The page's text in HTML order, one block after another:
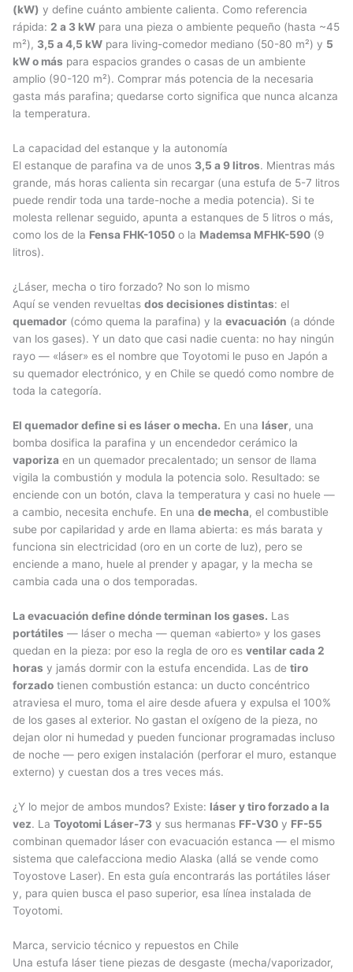
(kW) y define cuánto ambiente calienta. Como referencia
rápida: 2 a 3 kW para una pieza o ambiente pequeño (hasta ~45
m²), 3,5 a 4,5 kW para living-comedor mediano (50-80 m²) y 5
kW o más para espacios grandes o casas de un ambiente
amplio (90-120 m²). Comprar más potencia de la necesaria
gasta más parafina; quedarse corto significa que nunca alcanza
la temperatura.
La capacidad del estanque y la autonomía
El estanque de parafina va de unos 3,5 a 9 litros. Mientras más
grande, más horas calienta sin recargar (una estufa de 5-7 litros
puede rendir toda una tarde-noche a media potencia). Si te
molesta rellenar seguido, apunta a estanques de 5 litros o más,
como los de la Fensa FHK-1050 o la Mademsa MFHK-590 (9
litros).
¿Láser, mecha o tiro forzado? No son lo mismo
Aquí se venden revueltas dos decisiones distintas: el
quemador (cómo quema la parafina) y la evacuación (a dónde
van los gases). Y un dato que casi nadie cuenta: no hay ningún
rayo — «láser» es el nombre que Toyotomi le puso en Japón a
su quemador electrónico, y en Chile se quedó como nombre de
toda la categoría.
El quemador define si es láser o mecha. En una láser, una
bomba dosifica la parafina y un encendedor cerámico la
vaporiza en un quemador precalentado; un sensor de llama
vigila la combustión y modula la potencia solo. Resultado: se
enciende con un botón, clava la temperatura y casi no huele —
a cambio, necesita enchufe. En una de mecha, el combustible
sube por capilaridad y arde en llama abierta: es más barata y
funciona sin electricidad (oro en un corte de luz), pero se
enciende a mano, huele al prender y apagar, y la mecha se
cambia cada una o dos temporadas.
La evacuación define dónde terminan los gases. Las
portátiles — láser o mecha — queman «abierto» y los gases
quedan en la pieza: por eso la regla de oro es ventilar cada 2
horas y jamás dormir con la estufa encendida. Las de tiro
forzado tienen combustión estanca: un ducto concéntrico
atraviesa el muro, toma el aire desde afuera y expulsa el 100%
de los gases al exterior. No gastan el oxígeno de la pieza, no
dejan olor ni humedad y pueden funcionar programadas incluso
de noche — pero exigen instalación (perforar el muro, estanque
externo) y cuestan dos a tres veces más.
¿Y lo mejor de ambos mundos? Existe: láser y tiro forzado a la
vez. La Toyotomi Láser-73 y sus hermanas FF-V30 y FF-55
combinan quemador láser con evacuación estanca — el mismo
sistema que calefacciona medio Alaska (allá se vende como
Toyostove Laser). En esta guía encontrarás las portátiles láser
y, para quien busca el paso superior, esa línea instalada de
Toyotomi.
Marca, servicio técnico y repuestos en Chile
Una estufa láser tiene piezas de desgaste (mecha/vaporizador,